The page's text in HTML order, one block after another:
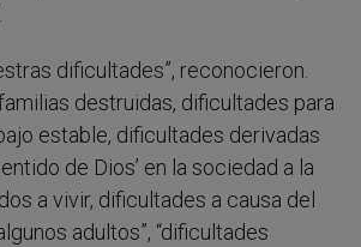
dificultades”, reconocieron.
destruidas, dificultades para
estable, dificultades derivadas
de Dios’ en la sociedad a la
a vivir, dificultades a causa del
adultos”, “dificultades